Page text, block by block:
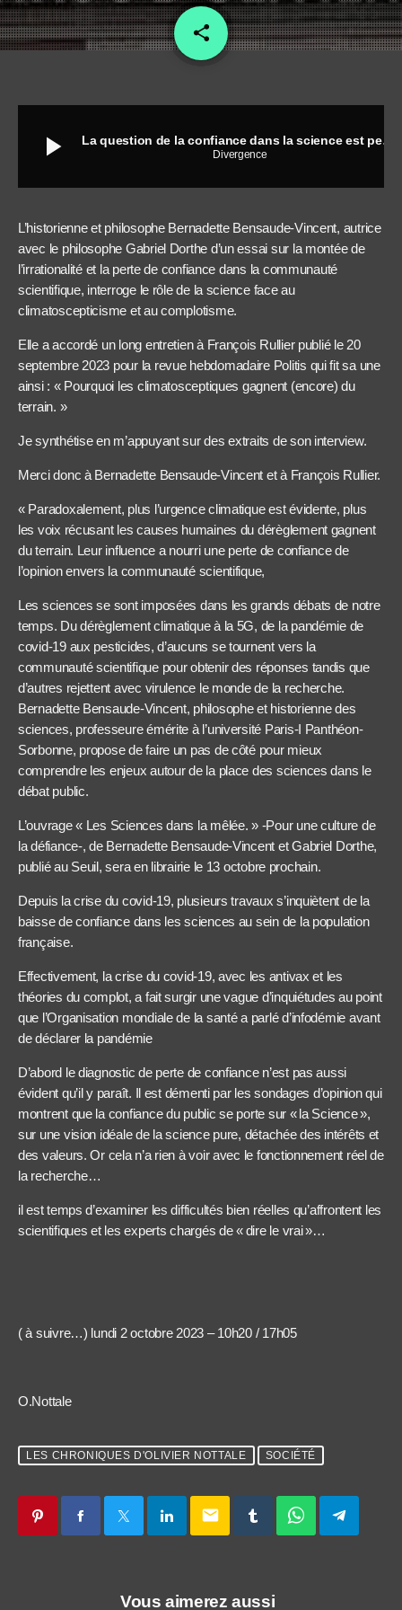
share
email
play_arrow La question de la confiance dans la science est peut-être déjà dépassée
Divergence
L’historienne et philosophe Bernadette Bensaude-Vincent, autrice
avec le philosophe Gabriel Dorthe d’un essai sur la montée de
l’irrationalité et la perte de confiance dans la communauté
scientifique, interroge le rôle de la science face au
climatoscepticisme et au complotisme.
Elle a accordé un long entretien à François Rullier publié le 20
septembre 2023 pour la revue hebdomadaire Politis qui fit sa une
ainsi : « Pourquoi les climatosceptiques gagnent (encore) du
terrain. »
Je synthétise en m’appuyant sur des extraits de son interview.
Merci donc à Bernadette Bensaude-Vincent et à François Rullier.
« Paradoxalement, plus l’urgence climatique est évidente, plus
les voix récusant les causes humaines du dérèglement gagnent
du terrain. Leur influence a nourri une perte de confiance de
l’opinion envers la communauté scientifique,
Les sciences se sont imposées dans les grands débats de notre
temps. Du dérèglement climatique à la 5G, de la pandémie de
covid-19 aux pesticides, d’aucuns se tournent vers la
communauté scientifique pour obtenir des réponses tandis que
d’autres rejettent avec virulence le monde de la recherche.
Bernadette Bensaude-Vincent, philo­sophe et historienne des
sciences, professeure émérite à l’université Paris-I Panthéon-
Sorbonne, propose de faire un pas de côté pour mieux
comprendre les enjeux autour de la place des sciences dans le
débat public.
L’ouvrage « Les Sciences dans la mêlée. » -Pour une culture de
la défiance-, de Bernadette Bensaude-Vincent et Gabriel Dorthe,
publié au Seuil, sera en librairie le 13 octobre prochain.
Depuis la crise du covid-19, plusieurs travaux s’inquiètent de la
baisse de confiance dans les sciences au sein de la population
française.
Effectivement, la crise du covid-19, avec les antivax et les
théories du complot, a fait surgir une vague d’inquiétudes au point
que l’Organisation mondiale de la santé a parlé d’infodémie avant
de déclarer la pandémie
D’abord le diagnostic de perte de confiance n’est pas aussi
évident qu’il y paraît. Il est démenti par les sondages d’opinion qui
montrent que la confiance du public se porte sur « la Science »,
sur une vision idéale de la science pure, détachée des intérêts et
des valeurs. Or cela n’a rien à voir avec le fonctionnement réel de
la recherche…
il est temps d’examiner les difficultés bien réelles qu’affrontent les
scientifiques et les experts chargés de « dire le vrai »…
( à suivre…) lundi 2 octobre 2023 – 10h20 / 17h05
O.Nottale
LES CHRONIQUES D'OLIVIER NOTTALE SOCIÉTÉ
email
Vous aimerez aussi